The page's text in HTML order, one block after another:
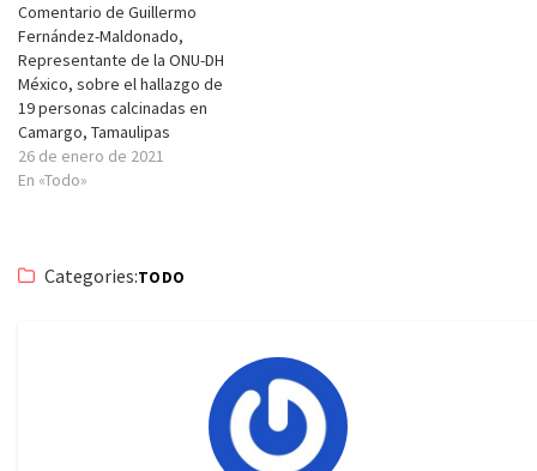
Comentario de Guillermo
Fernández-Maldonado,
Representante de la ONU-DH
México, sobre el hallazgo de
19 personas calcinadas en
Camargo, Tamaulipas
26 de enero de 2021
En «Todo»
Categories:TODO